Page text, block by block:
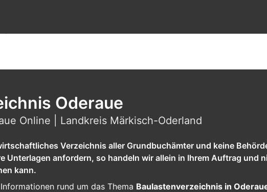
Oderaue
Online | Landkreis Märkisch-Oderland
Verzeichnis aller Grundbuchämter und keine
Unterlagen anfordern, so handeln wir allein in Ihrem Auftrag und
kann.
rund um das Thema Baulastenverzeichnis in